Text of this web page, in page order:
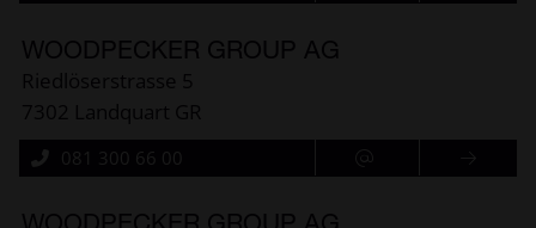
WOODPECKER GROUP AG
Riedlöserstrasse 5
7302 Landquart GR
081 300 66 00
WOODPECKER GROUP AG